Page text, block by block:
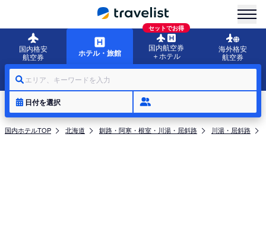
国内格安
航空券
ホテル・旅館
セットでお得
国内航空券
＋ホテル
海外格安
航空券
エリア、キーワードを入力
日付を選択
国内ホテルTOP 北海道 釧路・阿寒・根室・川湯・屈斜路 川湯・屈斜路